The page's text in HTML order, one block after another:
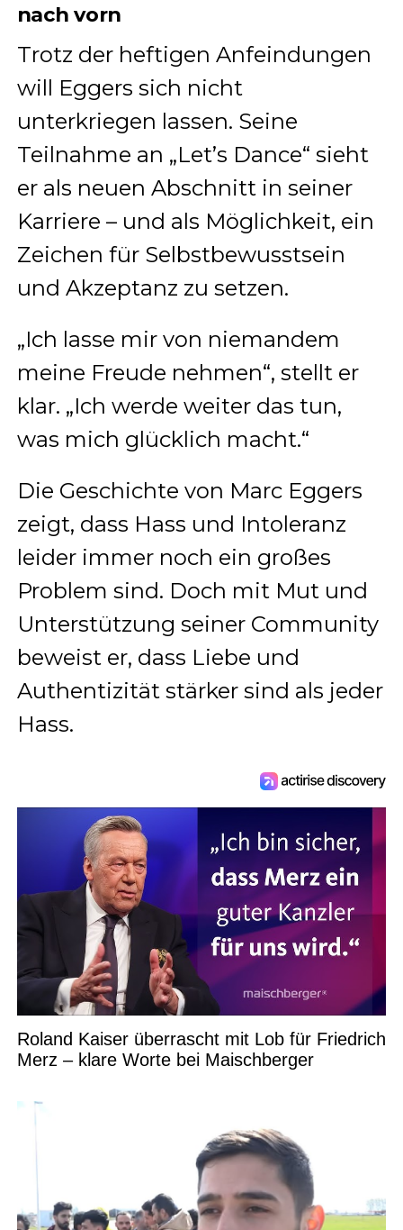
nach vorn
Trotz der heftigen Anfeindungen
will Eggers sich nicht
unterkriegen lassen. Seine
Teilnahme an „Let’s Dance“ sieht
er als neuen Abschnitt in seiner
Karriere – und als Möglichkeit, ein
Zeichen für Selbstbewusstsein
und Akzeptanz zu setzen.
„Ich lasse mir von niemandem
meine Freude nehmen“, stellt er
klar. „Ich werde weiter das tun,
was mich glücklich macht.“
Die Geschichte von Marc Eggers
zeigt, dass Hass und Intoleranz
leider immer noch ein großes
Problem sind. Doch mit Mut und
Unterstützung seiner Community
beweist er, dass Liebe und
Authentizität stärker sind als jeder
Hass.
Roland Kaiser überrascht mit Lob für Friedrich
Merz – klare Worte bei Maischberger